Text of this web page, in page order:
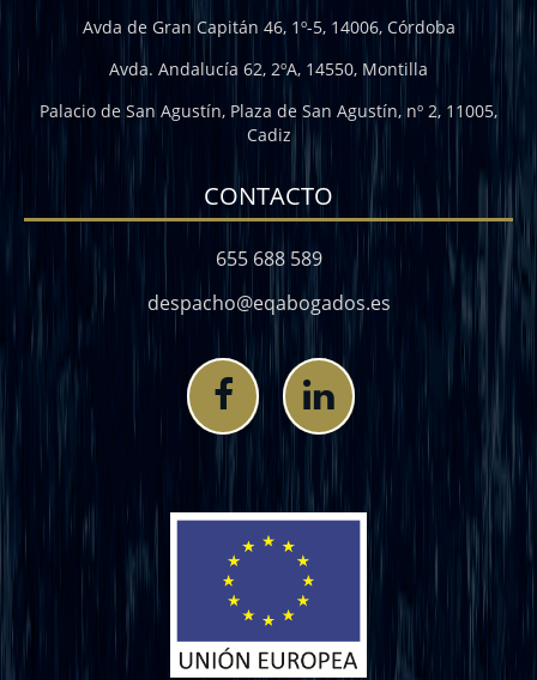
Avda de Gran Capitán 46, 1º-5, 14006, Córdoba
Avda. Andalucía 62, 2ºA, 14550, Montilla
Palacio de San Agustín, Plaza de San Agustín, nº 2, 11005,
Cadiz
CONTACTO
655 688 589
despacho@eqabogados.es